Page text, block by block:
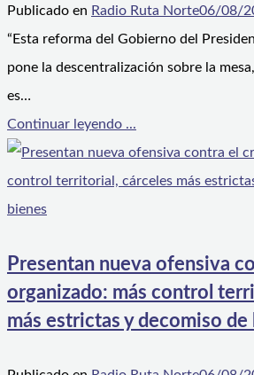
Publicado en Radio Ruta Norte06/08/
“Esta reforma del Gobierno del
pone la descentralización sobre la
es…
Continuar leyendo ...
Presentan nueva ofensiva
organizado: más control
más estrictas y decomiso de